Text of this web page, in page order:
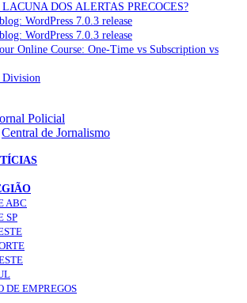
DOS ALERTAS PRECOCES?
WordPress 7.0.3 release
WordPress 7.0.3 release
Online Course: One-Time vs Subscription vs
Division
Central de Jornalismo
ABC
SP
DE EMPREGOS